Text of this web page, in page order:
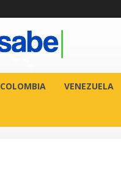
COLOMBIA VENEZUELA